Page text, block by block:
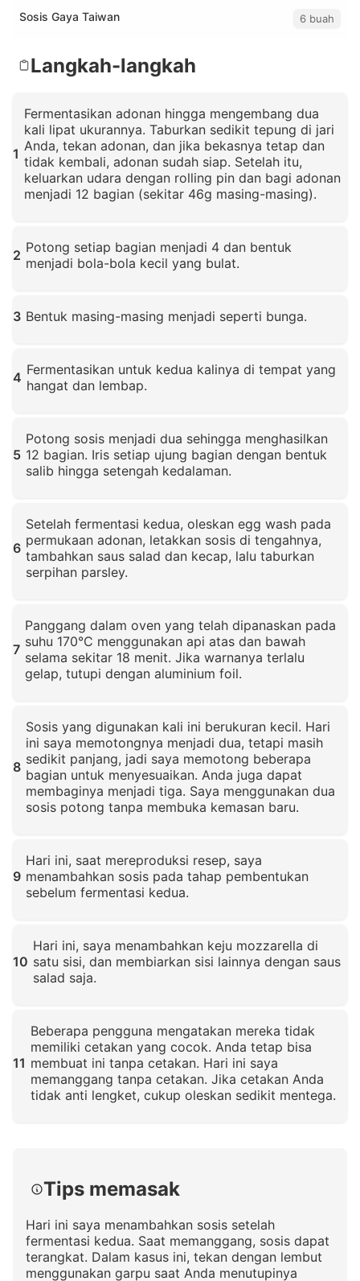
Sosis Gaya Taiwan 6 buah
Langkah-langkah
1
Fermentasikan adonan hingga mengembang dua
kali lipat ukurannya. Taburkan sedikit tepung di jari
Anda, tekan adonan, dan jika bekasnya tetap dan
tidak kembali, adonan sudah siap. Setelah itu,
keluarkan udara dengan rolling pin dan bagi adonan
menjadi 12 bagian (sekitar 46g masing-masing).
2 Potong setiap bagian menjadi 4 dan bentuk
menjadi bola-bola kecil yang bulat.
3 Bentuk masing-masing menjadi seperti bunga.
4 Fermentasikan untuk kedua kalinya di tempat yang
hangat dan lembap.
5
Potong sosis menjadi dua sehingga menghasilkan
12 bagian. Iris setiap ujung bagian dengan bentuk
salib hingga setengah kedalaman.
6
Setelah fermentasi kedua, oleskan egg wash pada
permukaan adonan, letakkan sosis di tengahnya,
tambahkan saus salad dan kecap, lalu taburkan
serpihan parsley.
7
Panggang dalam oven yang telah dipanaskan pada
suhu 170°C menggunakan api atas dan bawah
selama sekitar 18 menit. Jika warnanya terlalu
gelap, tutupi dengan aluminium foil.
8
Sosis yang digunakan kali ini berukuran kecil. Hari
ini saya memotongnya menjadi dua, tetapi masih
sedikit panjang, jadi saya memotong beberapa
bagian untuk menyesuaikan. Anda juga dapat
membaginya menjadi tiga. Saya menggunakan dua
sosis potong tanpa membuka kemasan baru.
9
Hari ini, saat mereproduksi resep, saya
menambahkan sosis pada tahap pembentukan
sebelum fermentasi kedua.
10
Hari ini, saya menambahkan keju mozzarella di
satu sisi, dan membiarkan sisi lainnya dengan saus
salad saja.
11
Beberapa pengguna mengatakan mereka tidak
memiliki cetakan yang cocok. Anda tetap bisa
membuat ini tanpa cetakan. Hari ini saya
memanggang tanpa cetakan. Jika cetakan Anda
tidak anti lengket, cukup oleskan sedikit mentega.
Tips memasak
Hari ini saya menambahkan sosis setelah
fermentasi kedua. Saat memanggang, sosis dapat
terangkat. Dalam kasus ini, tekan dengan lembut
menggunakan garpu saat Anda menutupinya